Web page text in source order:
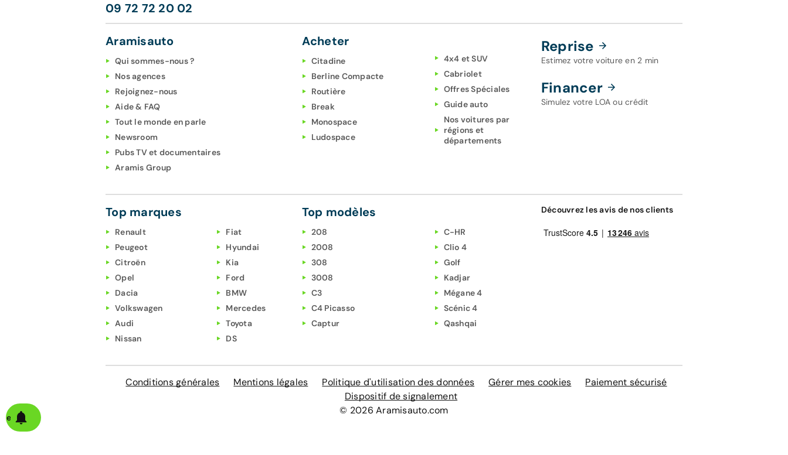
09 72 72 20 02
Aramisauto
Qui sommes-nous ?
Nos agences
Rejoignez-nous
Aide & FAQ
Tout le monde en parle
Newsroom
Pubs TV et documentaires
Aramis Group
Acheter
Citadine
Berline Compacte
Routière
Break
Monospace
Ludospace
4x4 et SUV
Cabriolet
Offres Spéciales
Guide auto
Nos voitures par
régions et
départements
Reprise
Estimez votre voiture en 2 min
Financer
Simulez votre LOA ou crédit
Top marques
Renault
Peugeot
Citroën
Opel
Dacia
Volkswagen
Audi
Nissan
Fiat
Hyundai
Kia
Ford
BMW
Mercedes
Toyota
DS
Top modèles
208
2008
308
3008
C3
C4 Picasso
Captur
C-HR
Clio 4
Golf
Kadjar
Mégane 4
Scénic 4
Qashqai
Découvrez les avis de nos clients
Conditions générales Mentions légales Politique d'utilisation des données Gérer mes cookies
Paiement sécurisé
Dispositif de signalement
© 2026 Aramisauto.com